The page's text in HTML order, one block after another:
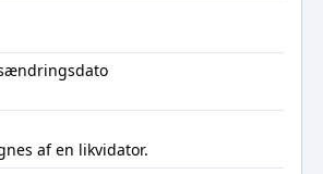
af en likvidator.